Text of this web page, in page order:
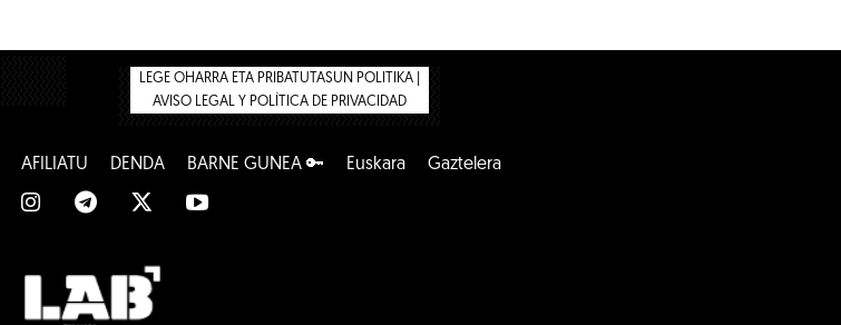
LEGE OHARRA ETA PRIBATUTASUN POLITIKA |
AVISO LEGAL Y POLÍTICA DE PRIVACIDAD
AFILIATU DENDA BARNE GUNEA 🔑 Euskara Gaztelera